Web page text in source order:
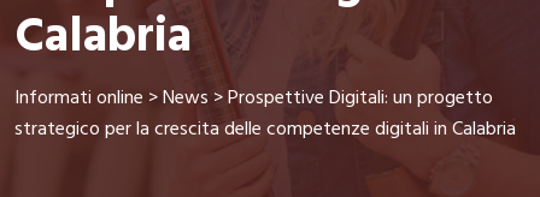
Calabria
Informati online >News >Prospettive Digitali: un progetto
strategico per la crescita delle competenze digitali in Calabria